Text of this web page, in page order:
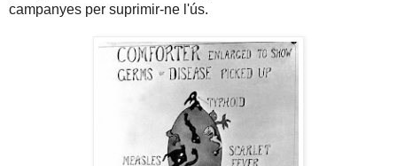
campanyes per suprimir-ne l'ús.